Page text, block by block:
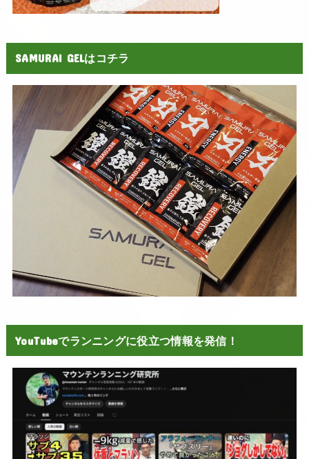
SAMURAI GELはコチラ
YouTubeでランニングに役立つ情報を発信！